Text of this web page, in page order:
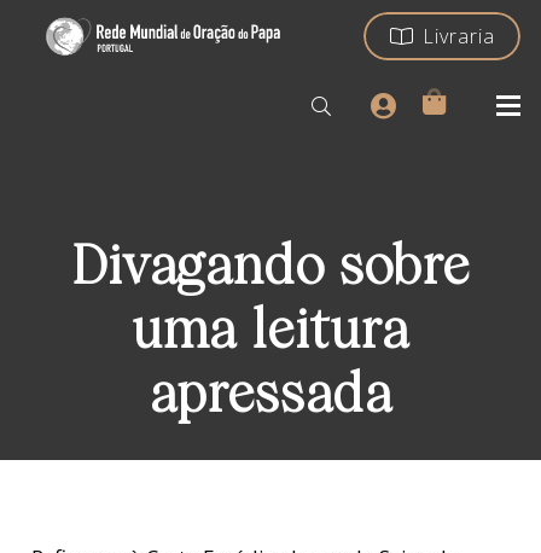
Livraria
Divagando sobre
uma leitura
apressada